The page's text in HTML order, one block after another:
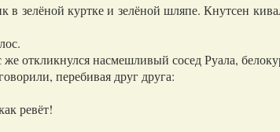
зелёной куртке и зелёной шляпе. Кнутсен
насмешливый сосед Руала,
перебивая друг друга:
ревёт!